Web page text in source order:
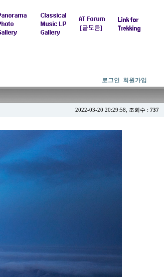
로그인 회원가입
2022-03-20 20:29:58, 조회수 : 737